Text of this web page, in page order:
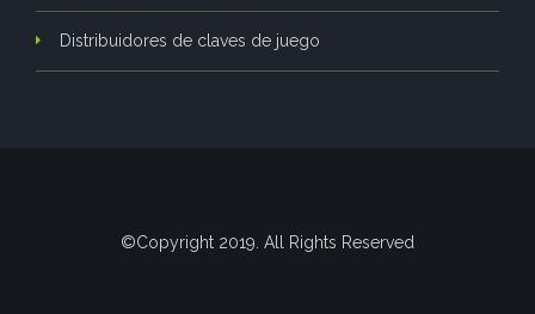
Distribuidores de claves de juego
©Copyright 2019. All Rights Reserved